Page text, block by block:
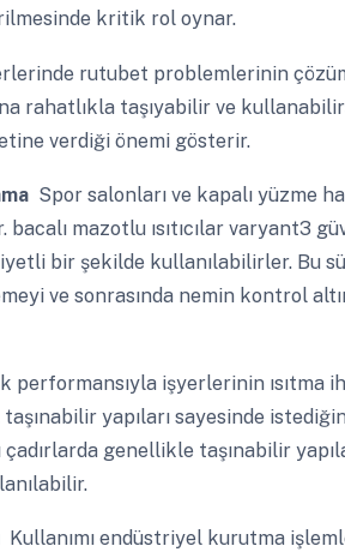
kritik rol oynar.
rutubet problemlerinin
rahatlıkla taşıyabilir ve
verdiği önemi gösterir.
Spor salonları ve kapalı yüzme
mazotlu ısıtıcılar varyant3
bir şekilde kullanılabilirler. Bu
ve sonrasında nemin kontrol
performansıyla işyerlerinin ısıtma
yapıları sayesinde
genellikle taşınabilir
Kullanımı endüstriyel kurutma